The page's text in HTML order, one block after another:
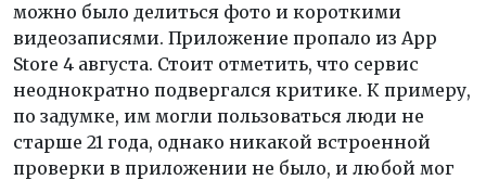
можно было делиться фото и короткими
видеозаписями. Приложение пропало из App
Store 4 августа. Стоит отметить, что сервис
неоднократно подвергался критике. К примеру,
по задумке, им могли пользоваться люди не
старше 21 года, однако никакой встроенной
проверки в приложении не было, и любой мог